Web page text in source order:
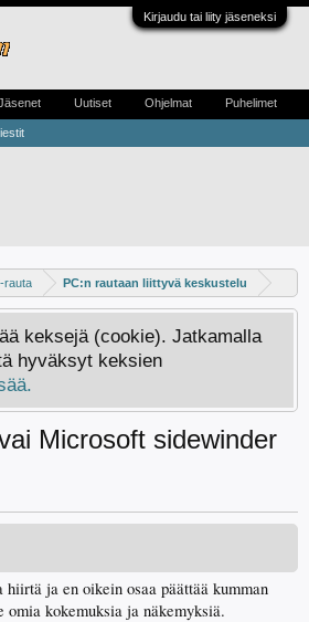
Kirjaudu tai liity jäseneksi
rauta PC:n rautaan liittyvä keskustelu
keksejä (cookie). Jatkamalla
hyväksyt keksien
Microsoft sidewinder
ja en oikein osaa päättää kumman
kokemuksia ja näkemyksiä.
Uutiset Ohjelmat Puhelimet